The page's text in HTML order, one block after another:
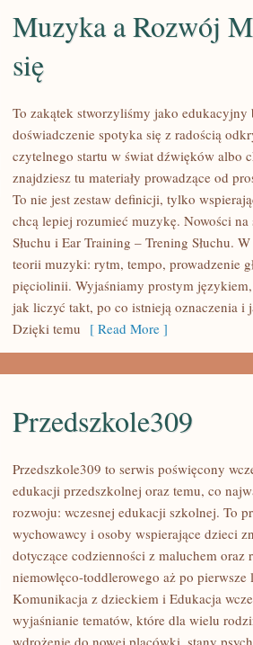
MUZYKA
Muzyka a Rozwój
się
To zakątek stworzyliśmy jako
doświadczenie spotyka się z radością
czytelnego startu w świat dźwięków albo
znajdziesz tu materiały prowadzące od
To nie jest zestaw definicji, tylko
chcą lepiej rozumieć muzykę. Nowości
Słuchu i Ear Training – Trening Słuchu.
teorii muzyki: rytm, tempo, prowadzenie
pięciolinii. Wyjaśniamy prostym
jak liczyć takt, po co istnieją oznaczenia i
Dzięki temu [ Read More ]
PRZEDSZKOLE309
Przedszkole309
Przedszkole309 to serwis poświęcony
edukacji przedszkolnej oraz temu, co
rozwoju: wczesnej edukacji szkolnej. To
wychowawcy i osoby wspierające dzieci
dotyczące codzienności z maluchem
niemowlęco-toddlerowego aż po pierwsze
Komunikacja z dzieckiem i Edukacja
wyjaśnianie tematów, które dla wielu
wdrożenie do nowej placówki, stany